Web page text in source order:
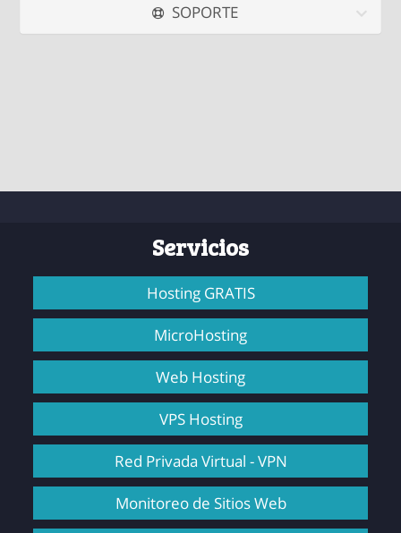
SOPORTE
Servicios
Hosting GRATIS
MicroHosting
Web Hosting
VPS Hosting
Red Privada Virtual - VPN
Monitoreo de Sitios Web